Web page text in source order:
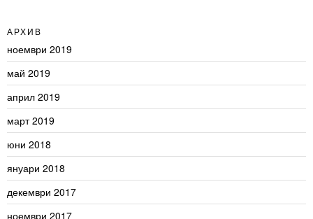
АРХИВ
ноември 2019
май 2019
април 2019
март 2019
юни 2018
януари 2018
декември 2017
ноември 2017